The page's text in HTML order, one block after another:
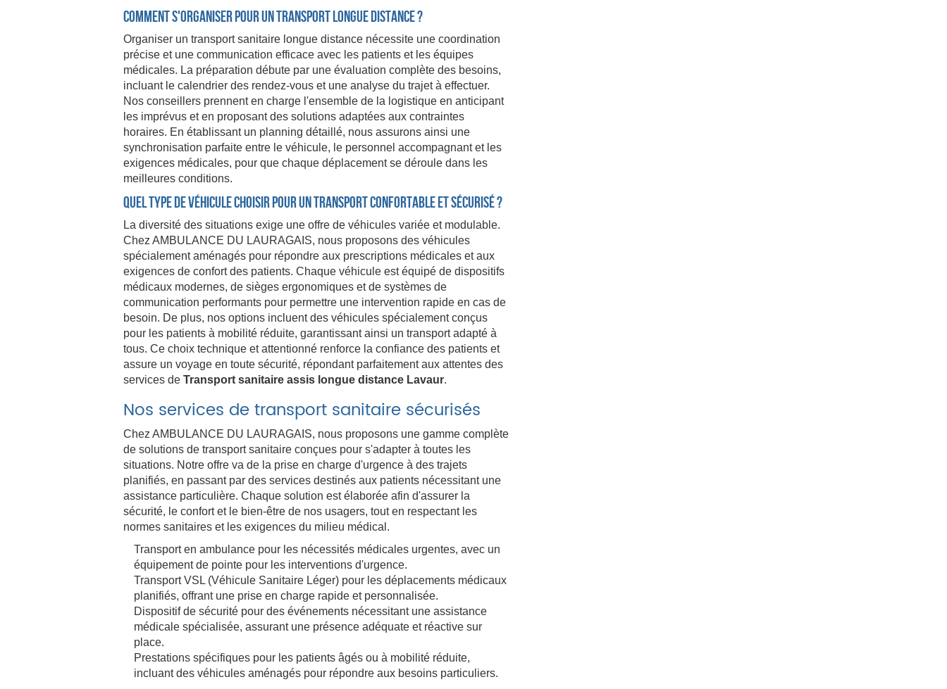
Comment s'organiser pour un transport longue distance ?
Organiser un transport sanitaire longue distance nécessite une coordination
précise et une communication efficace avec les patients et les équipes
médicales. La préparation débute par une évaluation complète des besoins,
incluant le calendrier des rendez-vous et une analyse du trajet à effectuer.
Nos conseillers prennent en charge l'ensemble de la logistique en anticipant
les imprévus et en proposant des solutions adaptées aux contraintes
horaires. En établissant un planning détaillé, nous assurons ainsi une
synchronisation parfaite entre le véhicule, le personnel accompagnant et les
exigences médicales, pour que chaque déplacement se déroule dans les
meilleures conditions.
Quel type de véhicule choisir pour un transport confortable et sécurisé ?
La diversité des situations exige une offre de véhicules variée et modulable.
Chez AMBULANCE DU LAURAGAIS, nous proposons des véhicules
spécialement aménagés pour répondre aux prescriptions médicales et aux
exigences de confort des patients. Chaque véhicule est équipé de dispositifs
médicaux modernes, de sièges ergonomiques et de systèmes de
communication performants pour permettre une intervention rapide en cas de
besoin. De plus, nos options incluent des véhicules spécialement conçus
pour les patients à mobilité réduite, garantissant ainsi un transport adapté à
tous. Ce choix technique et attentionné renforce la confiance des patients et
assure un voyage en toute sécurité, répondant parfaitement aux attentes des
services de Transport sanitaire assis longue distance Lavaur.
Nos services de transport sanitaire sécurisés
Chez AMBULANCE DU LAURAGAIS, nous proposons une gamme complète
de solutions de transport sanitaire conçues pour s'adapter à toutes les
situations. Notre offre va de la prise en charge d'urgence à des trajets
planifiés, en passant par des services destinés aux patients nécessitant une
assistance particulière. Chaque solution est élaborée afin d'assurer la
sécurité, le confort et le bien-être de nos usagers, tout en respectant les
normes sanitaires et les exigences du milieu médical.
Transport en ambulance pour les nécessités médicales urgentes, avec un
équipement de pointe pour les interventions d'urgence.
Transport VSL (Véhicule Sanitaire Léger) pour les déplacements médicaux
planifiés, offrant une prise en charge rapide et personnalisée.
Dispositif de sécurité pour des événements nécessitant une assistance
médicale spécialisée, assurant une présence adéquate et réactive sur
place.
Prestations spécifiques pour les patients âgés ou à mobilité réduite,
incluant des véhicules aménagés pour répondre aux besoins particuliers.